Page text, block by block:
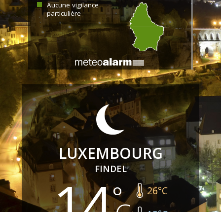
Aucune vigilance
particulière
LUXEMBOURG
FINDEL
26°C